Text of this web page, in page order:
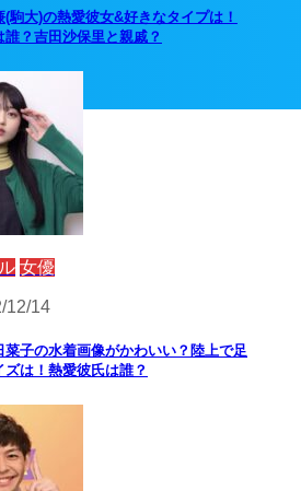
(駒大)の熱愛彼女&好きなタイプは！
誰？吉田沙保里と親戚？
女優
12/14
菜子の水着画像がかわいい？陸上で足
ズは！熱愛彼氏は誰？